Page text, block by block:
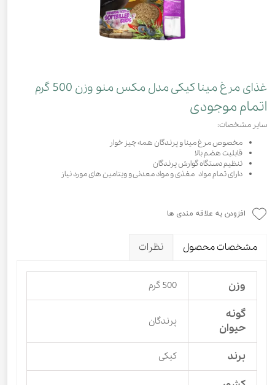
غذای مرغ مینا کیکی مدل مکس منو وزن 500 گرم
اتمام موجودی
سایر مشخصات:
مخصوص مرغ مینا و پرندگان همه چیز خوار
قابلیت هضم بالا
تنظیم دستگاه گوارش پرندگان
دارای تمام مواد مغذی و مواد معدنی و ویتامین های مورد نیاز
افزودن به علاقه مندی ها
مشخصات محصول نظرات
وزن 500 گرم
گونه
حیوان
پرندگان
برند کیکی